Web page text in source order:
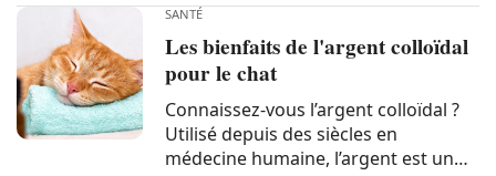
d’accessoires lui correspondant n’est
jamais simple. Dans le commerce, les
propriétaires d’animaux ont...
SANTÉ
Les bienfaits de l'argent colloïdal
pour le chat
Connaissez-vous l’argent colloïdal ?
Utilisé depuis des siècles en
médecine humaine, l’argent est un